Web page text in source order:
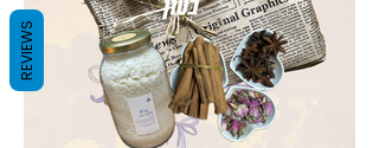
REVIEWS